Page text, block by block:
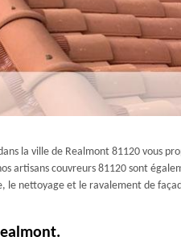
la ville de Realmont 81120 vous
artisans couvreurs 81120 sont
nettoyage et le ravalement de